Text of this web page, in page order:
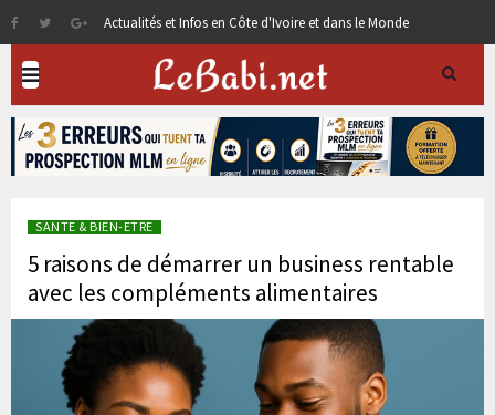
Actualités et Infos en Côte d'Ivoire et dans le Monde
SANTE & BIEN-ETRE
5 raisons de démarrer un business rentable
avec les compléments alimentaires